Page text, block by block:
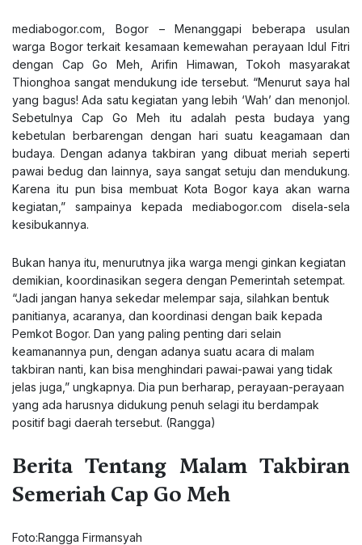
mediabogor.com , Bogor – Menanggapi beberapa usulan
warga Bogor terkait kesamaan kemewahan perayaan Idul Fitri
dengan Cap Go Meh, Arifin Himawan, Tokoh masyarakat
Thionghoa sangat mendukung ide tersebut. “Menurut saya hal
yang bagus! Ada satu kegiatan yang lebih ‘Wah’ dan menonjol.
Sebetulnya Cap Go Meh itu adalah pesta budaya yang
kebetulan berbarengan dengan hari suatu keagamaan dan
budaya. Dengan adanya takbiran yang dibuat meriah seperti
pawai bedug dan lainnya, saya sangat setuju dan mendukung.
Karena itu pun bisa membuat Kota Bogor kaya akan warna
kegiatan,” sampainya kepada mediabogor.com disela-sela
kesibukannya.
Bukan hanya itu, menurutnya jika warga mengi ginkan kegiatan
demikian, koordinasikan segera dengan Pemerintah setempat.
“Jadi jangan hanya sekedar melempar saja, silahkan bentuk
panitianya, acaranya, dan koordinasi dengan baik kepada
Pemkot Bogor. Dan yang paling penting dari selain
keamanannya pun, dengan adanya suatu acara di malam
takbiran nanti, kan bisa menghindari pawai-pawai yang tidak
jelas juga,” ungkapnya. Dia pun berharap, perayaan-perayaan
yang ada harusnya didukung penuh selagi itu berdampak
positif bagi daerah tersebut. (Rangga)
Berita Tentang Malam Takbiran
Semeriah Cap Go Meh
Foto:Rangga Firmansyah